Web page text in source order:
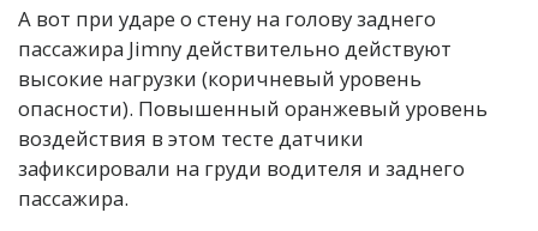
А вот при ударе о стену на голову заднего
пассажира Jimny действительно действуют
высокие нагрузки (коричневый уровень
опасности). Повышенный оранжевый уровень
воздействия в этом тесте датчики
зафиксировали на груди водителя и заднего
пассажира.